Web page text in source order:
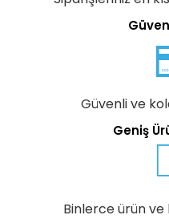
Güvenli ve
Geniş
Binlerce ürün